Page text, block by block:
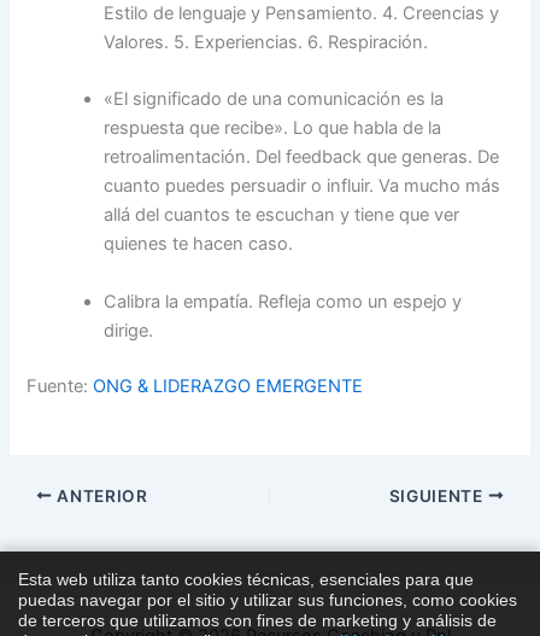
Estilo de lenguaje y Pensamiento. 4. Creencias y
Valores. 5. Experiencias. 6. Respiración.
«El significado de una comunicación es la
respuesta que recibe». Lo que habla de la
retroalimentación. Del feedback que generas. De
cuanto puedes persuadir o influir. Va mucho más
allá del cuantos te escuchan y tiene que ver
quienes te hacen caso.
Calibra la empatía. Refleja como un espejo y
dirige.
Fuente:ONG & LIDERAZGO EMERGENTE
ANTERIOR SIGUIENTE
Esta web utiliza tanto cookies técnicas, esenciales para que
puedas navegar por el sitio y utilizar sus funciones, como cookies
de terceros que utilizamos con fines de marketing y análisis de